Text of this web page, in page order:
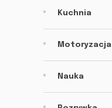
Kuchnia
Motoryzacja
Nauka